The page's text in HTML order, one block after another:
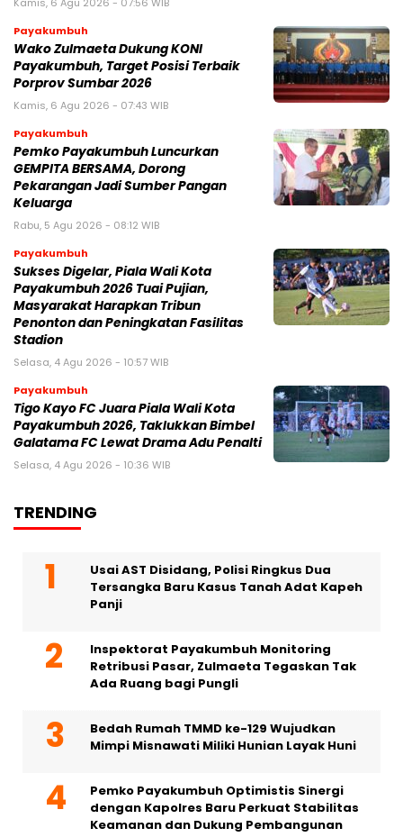
Payakumbuh
Wako Zulmaeta Dukung KONI
Payakumbuh, Target Posisi Terbaik
Porprov Sumbar 2026
Kamis, 6 Agu 2026 - 07:43 WIB
Payakumbuh
Pemko Payakumbuh Luncurkan
GEMPITA BERSAMA, Dorong
Pekarangan Jadi Sumber Pangan
Keluarga
Rabu, 5 Agu 2026 - 08:12 WIB
Payakumbuh
Sukses Digelar, Piala Wali Kota
Payakumbuh 2026 Tuai Pujian,
Masyarakat Harapkan Tribun
Penonton dan Peningkatan Fasilitas
Stadion
Selasa, 4 Agu 2026 - 10:57 WIB
Payakumbuh
Tigo Kayo FC Juara Piala Wali Kota
Payakumbuh 2026, Taklukkan Bimbel
Galatama FC Lewat Drama Adu Penalti
Selasa, 4 Agu 2026 - 10:36 WIB
TRENDING
Usai AST Disidang, Polisi Ringkus Dua
Tersangka Baru Kasus Tanah Adat Kapeh
Panji
Inspektorat Payakumbuh Monitoring
Retribusi Pasar, Zulmaeta Tegaskan Tak
Ada Ruang bagi Pungli
Bedah Rumah TMMD ke-129 Wujudkan
Mimpi Misnawati Miliki Hunian Layak Huni
Pemko Payakumbuh Optimistis Sinergi
dengan Kapolres Baru Perkuat Stabilitas
Keamanan dan Dukung Pembangunan